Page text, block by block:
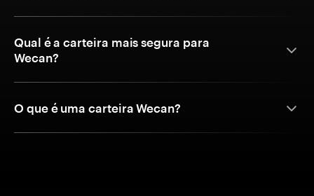
Qual é a carteira mais segura para
Wecan?
O que é uma carteira Wecan?